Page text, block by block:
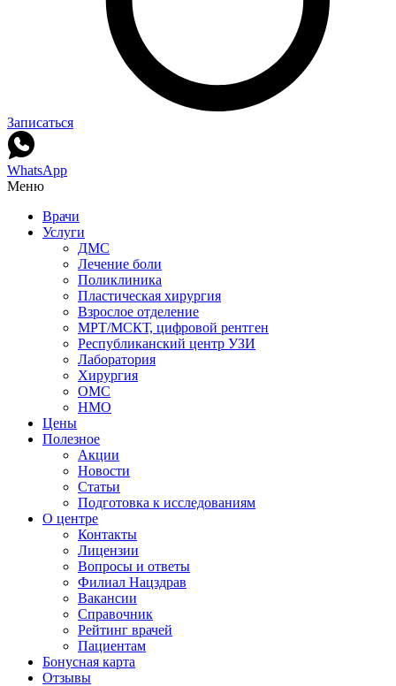
Записаться
WhatsApp
Меню
Врачи
Услуги
ДМС
Лечение боли
Поликлиника
Пластическая хирургия
Взрослое отделение
МРТ/МСКТ, цифровой рентген
Республиканский центр УЗИ
Лаборатория
Хирургия
ОМС
НМО
Цены
Полезное
Акции
Новости
Статьи
Подготовка к исследованиям
О центре
Контакты
Лицензии
Вопросы и ответы
Филиал Нацздрав
Вакансии
Справочник
Рейтинг врачей
Пациентам
Бонусная карта
Отзывы